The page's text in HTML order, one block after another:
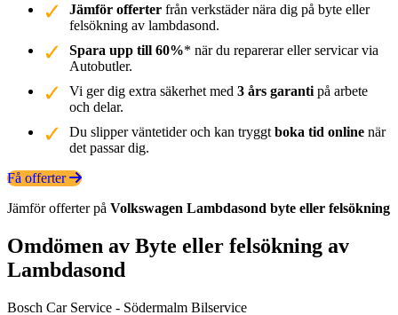
Jämför offerter från verkstäder nära dig på byte eller
felsökning av lambdasond.
Spara upp till 60%* när du reparerar eller servicar via
Autobutler.
Vi ger dig extra säkerhet med 3 års garanti på arbete
och delar.
Du slipper väntetider och kan tryggt boka tid online när
det passar dig.
Få offerter
Jämför offerter på Volkswagen Lambdasond byte eller felsökning
Omdömen av Byte eller felsökning av
Lambdasond
Bosch Car Service - Södermalm Bilservice